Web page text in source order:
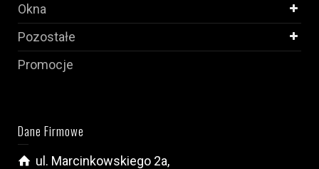
Okna
Pozostałe
Promocje
Dane Firmowe
ul. Marcinkowskiego 2a,